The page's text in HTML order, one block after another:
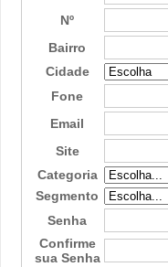
Nº
Bairro
Cidade
Fone
Email
Site
Categoria
Segmento
Senha
Confirme
sua Senha